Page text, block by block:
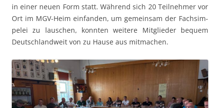
in ein­er neuen Form statt. Während sich 20 Teil­nehmer vor
Ort im MGV-Heim ein­fan­den, um gemein­sam der Fach­sim­
pelei zu lauschen, kon­nten weit­ere Mit­glieder bequem
Deutsch­landweit von zu Hause aus mitmachen.